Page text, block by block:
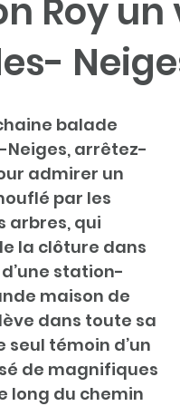
Roy
balade
arrêtez-
admirer un
par les
arbres, qui
la clôture dans
station-
maison de
dans toute sa
témoin d’un
de magnifiques
long du chemin